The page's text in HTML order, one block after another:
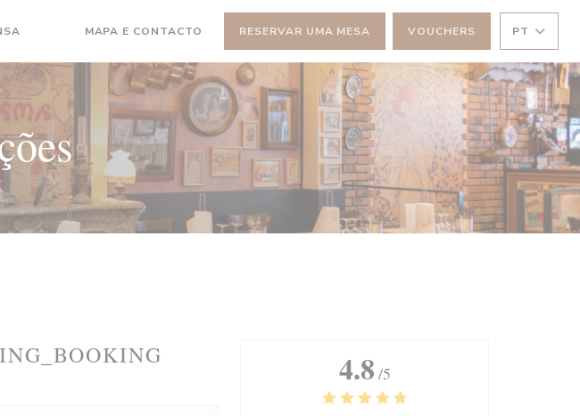
MAPA E CONTACTO RESERVAR UMA MESA VOUCHERS PT
4.8 /5